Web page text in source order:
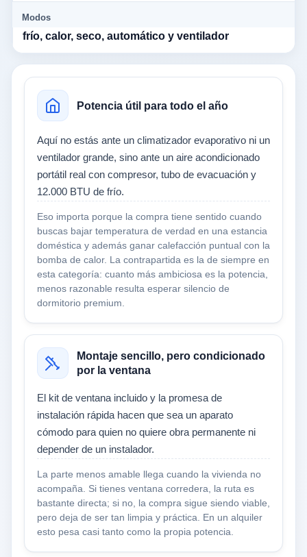
Modos
frío, calor, seco, automático y ventilador
Potencia útil para todo el año
Aquí no estás ante un climatizador evaporativo ni un
ventilador grande, sino ante un aire acondicionado
portátil real con compresor, tubo de evacuación y
12.000 BTU de frío.
Eso importa porque la compra tiene sentido cuando
buscas bajar temperatura de verdad en una estancia
doméstica y además ganar calefacción puntual con la
bomba de calor. La contrapartida es la de siempre en
esta categoría: cuanto más ambiciosa es la potencia,
menos razonable resulta esperar silencio de
dormitorio premium.
Montaje sencillo, pero condicionado
por la ventana
El kit de ventana incluido y la promesa de
instalación rápida hacen que sea un aparato
cómodo para quien no quiere obra permanente ni
depender de un instalador.
La parte menos amable llega cuando la vivienda no
acompaña. Si tienes ventana corredera, la ruta es
bastante directa; si no, la compra sigue siendo viable,
pero deja de ser tan limpia y práctica. En un alquiler
esto pesa casi tanto como la propia potencia.